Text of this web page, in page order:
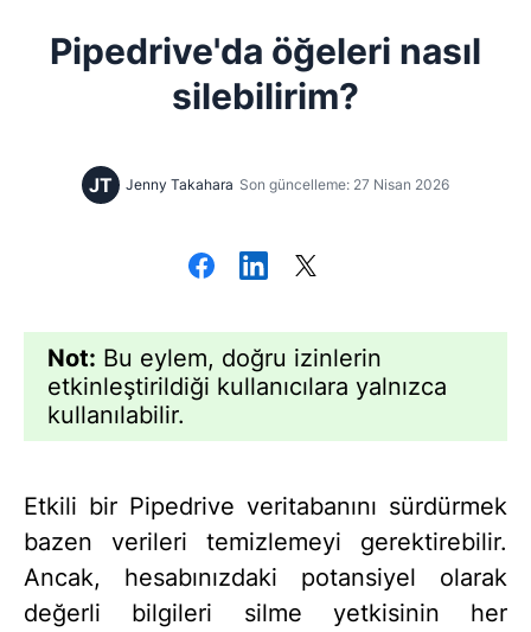
Pipedrive'da öğeleri nasıl
silebilirim?
JT Jenny Takahara Son güncelleme: 27 Nisan 2026
Not: Bu eylem, doğru izinlerin
etkinleştirildiği kullanıcılara yalnızca
kullanılabilir.
Etkili bir Pipedrive veritabanını sürdürmek
bazen verileri temizlemeyi gerektirebilir.
Ancak, hesabınızdaki potansiyel olarak
değerli bilgileri silme yetkisinin her